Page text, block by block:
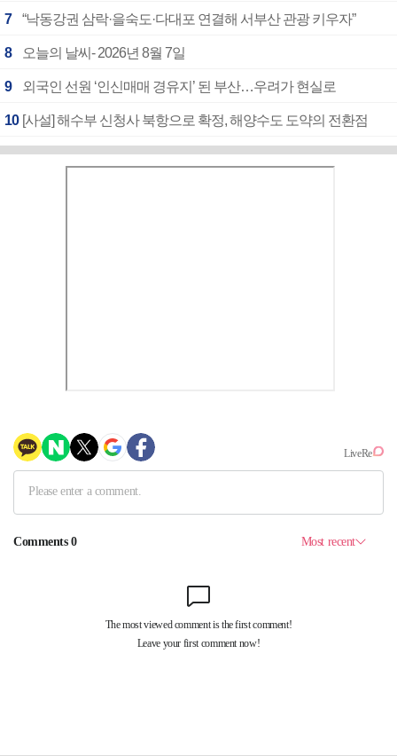
7 “낙동강권 삼락·을숙도·다대포 연결해 서부산 관광 키우자”
8 오늘의 날씨- 2026년 8월 7일
9 외국인 선원 ‘인신매매 경유지’ 된 부산…우려가 현실로
10 [사설] 해수부 신청사 북항으로 확정, 해양수도 도약의 전환점